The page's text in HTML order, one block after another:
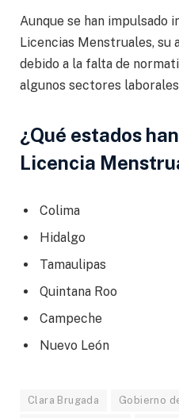
Aunque se han impulsado
Licencias Menstruales, su
debido a la falta de
algunos sectores
¿Qué estados
Licencia
Colima
Hidalgo
Tamaulipas
Quintana Roo
Campeche
Nuevo León
Clara Brugada Gobierno